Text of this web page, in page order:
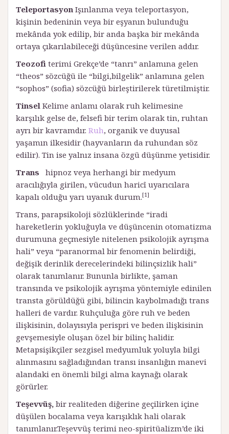
Teleportasyon Işınlanma veya teleportasyon,
kişinin bedeninin veya bir eşyanın bulunduğu
mekânda yok edilip, bir anda başka bir mekânda
ortaya çıkarılabileceği düşüncesine verilen addır.
Teozofi terimi Grekçe’de “tanrı” anlamına gelen
“theos” sözcüğü ile “bilgi,bilgelik” anlamına gelen
“sophos” (sofia) sözcüğü birleştirilerek türetilmiştir.
Tinsel Kelime anlamı olarak ruh kelimesine
karşılık gelse de, felsefi bir terim olarak tin, ruhtan
ayrı bir kavramdır. Ruh, organik ve duyusal
yaşamın ilkesidir (hayvanların da ruhundan söz
edilir). Tin ise yalnız insana özgü düşünme yetisidir.
Trans
hipnoz veya herhangi bir medyum
aracılığıyla girilen, vücudun haricî uyarıcılara
kapalı olduğu yarı uyanık durum.[1]
Trans, parapsikoloji sözlüklerinde “iradi
hareketlerin yokluğuyla ve düşüncenin otomatizma
durumuna geçmesiyle nitelenen psikolojik ayrışma
hali” veya “paranormal bir fenomenin belirdiği,
değişik derinlik derecelerindeki bilinçsizlik hali”
olarak tanımlanır. Bununla birlikte, şaman
transında ve psikolojik ayrışma yöntemiyle edinilen
transta görüldüğü gibi, bilincin kaybolmadığı trans
halleri de vardır. Ruhçuluğa göre ruh ve beden
ilişkisinin, dolayısıyla perispri ve beden ilişkisinin
gevşemesiyle oluşan özel bir bilinç halidir.
Metapsişikçiler sezgisel medyumluk yoluyla bilgi
alınmasını sağladığından transı insanlığın manevi
alandaki en önemli bilgi alma kaynağı olarak
görürler.
Teşevvüş, bir realiteden diğerine geçilirken içine
düşülen bocalama veya karışıklık hali olarak
tanımlanır.Teşevvüş terimi neo-spiritüalizm’de iki